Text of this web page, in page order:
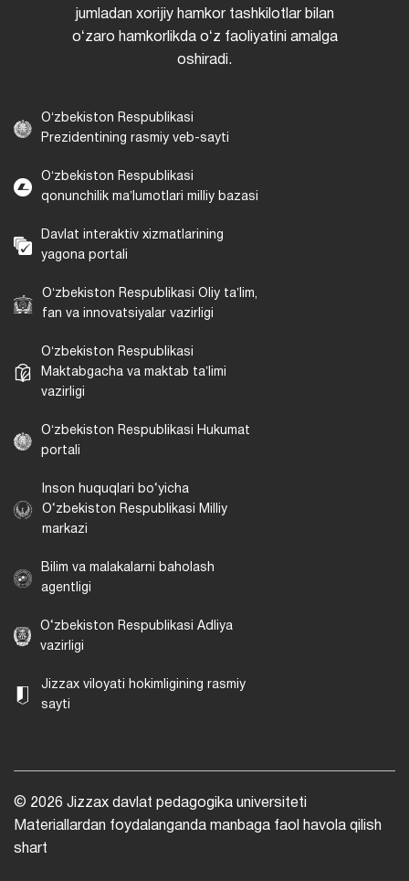
jumladan xorijiy hamkor tashkilotlar bilan
oʻzaro hamkorlikda oʻz faoliyatini amalga
oshiradi.
Oʻzbekiston Respublikasi
Prezidentining rasmiy veb-sayti
Oʻzbekiston Respublikasi
qonunchilik maʼlumotlari milliy bazasi
Davlat interaktiv xizmatlarining
yagona portali
Oʻzbekiston Respublikasi Oliy taʼlim,
fan va innovatsiyalar vazirligi
Oʻzbekiston Respublikasi
Maktabgacha va maktab taʼlimi
vazirligi
Oʻzbekiston Respublikasi Hukumat
portali
Inson huquqlari bo‘yicha
O‘zbekiston Respublikasi Milliy
markazi
Bilim va malakalarni baholash
agentligi
O‘zbekiston Respublikasi Adliya
vazirligi
Jizzax viloyati hokimligining rasmiy
sayti
© 2026 Jizzax davlat pedagogika universiteti
Materiallardan foydalanganda manbaga faol havola qilish
shart